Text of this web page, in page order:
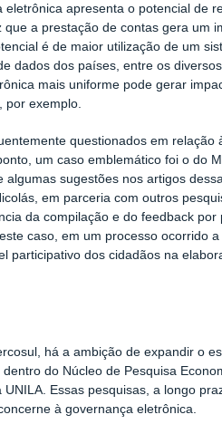
apresenta o potencial de
a prestação de contas gera um
é de maior utilização de um
dados dos países, entre os
mais uniforme pode gerar
exemplo.
questionados em relação
um caso emblemático foi o do
sugestões nos artigos
em parceria com outros
da compilação e do feedback por
caso, em um processo ocorrido
participativo dos cidadãos na
há a ambição de expandir o
do Núcleo de Pesquisa
Essas pesquisas, a longo
à governança eletrônica.